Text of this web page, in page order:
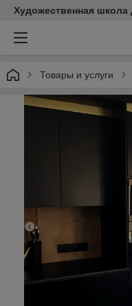
Художественная
Товары и услуги